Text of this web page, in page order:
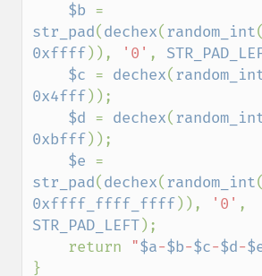
$b
str_pad(dechex(random_int(
0xffff)), '0' ,
$c = dechex(
0x4fff));
$d = dechex(
0xbfff));
$e
str_pad(dechex(random_int(
0xffff_ffff_ffff)), '0'
STR_PAD_LEFT);
    return
"$a-$b-$c-$d-